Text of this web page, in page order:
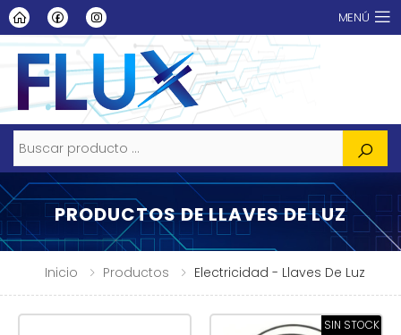
MENÚ
Buscar
PRODUCTOS DE LLAVES DE LUZ
Inicio Productos Electricidad - Llaves De Luz
SIN STOCK